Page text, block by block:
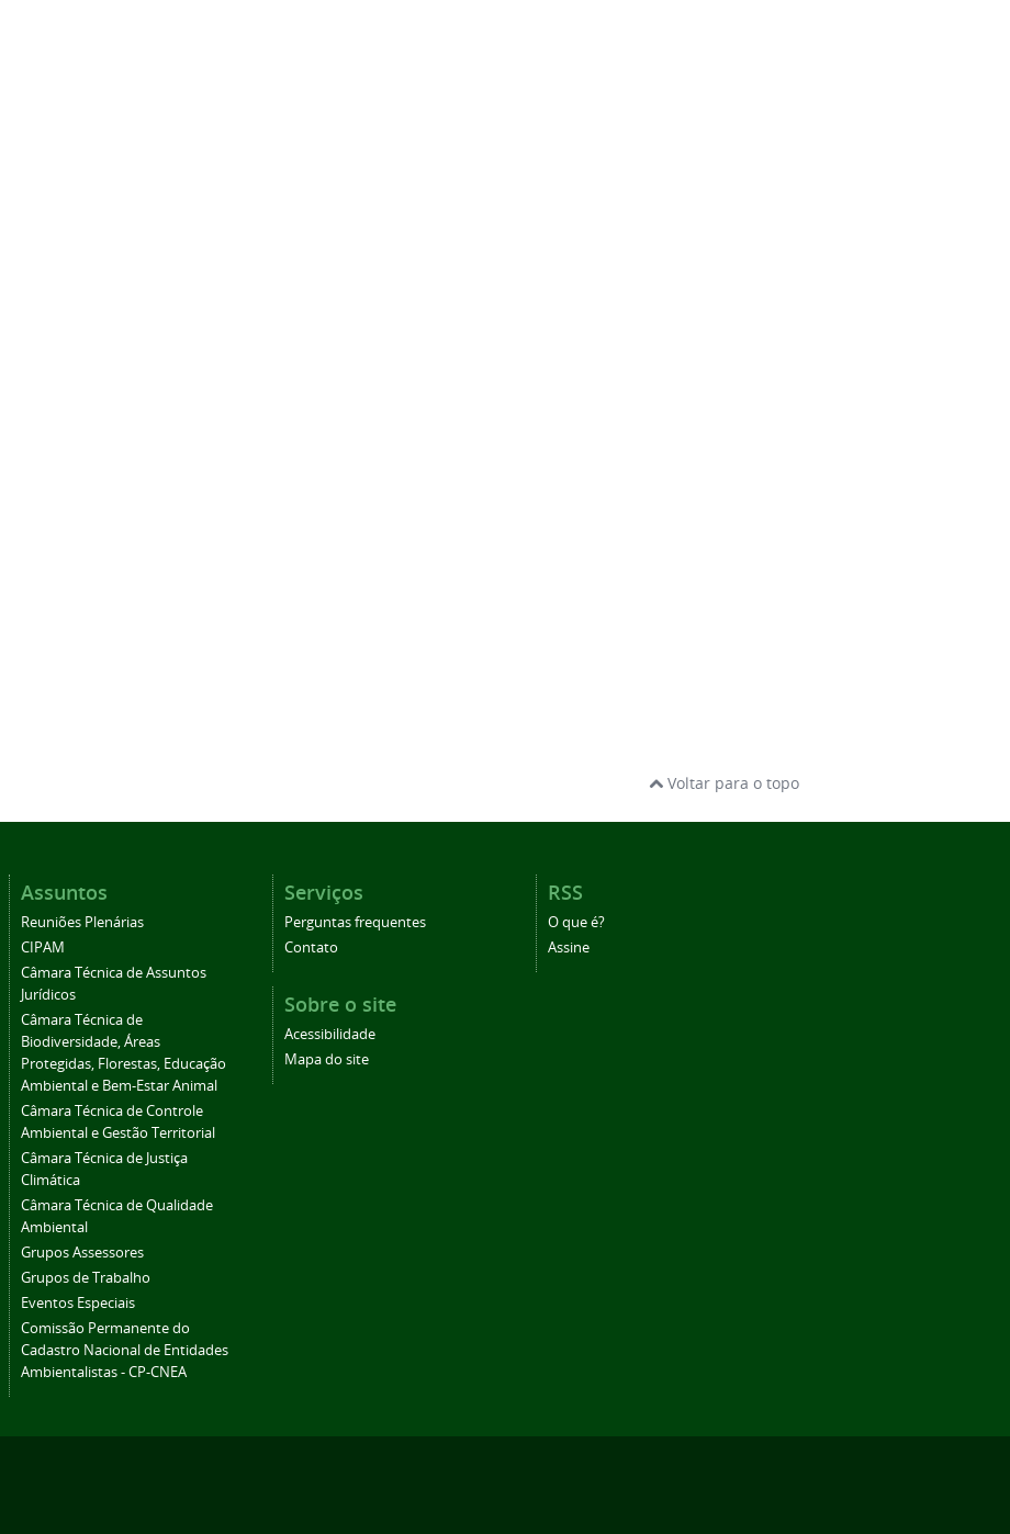
Voltar para o topo
Assuntos
Reuniões Plenárias
CIPAM
Câmara Técnica de Assuntos
Jurídicos
Câmara Técnica de
Biodiversidade, Áreas
Protegidas, Florestas, Educação
Ambiental e Bem-Estar Animal
Câmara Técnica de Controle
Ambiental e Gestão Territorial
Câmara Técnica de Justiça
Climática
Câmara Técnica de Qualidade
Ambiental
Grupos Assessores
Grupos de Trabalho
Eventos Especiais
Comissão Permanente do
Cadastro Nacional de Entidades
Ambientalistas - CP-CNEA
Serviços
Perguntas frequentes
Contato
RSS
O que é?
Assine
Sobre o site
Acessibilidade
Mapa do site